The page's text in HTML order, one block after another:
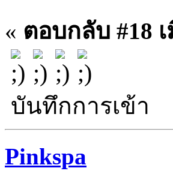
« ตอบกลับ #18
บันทึกการเข้า
Pinkspa